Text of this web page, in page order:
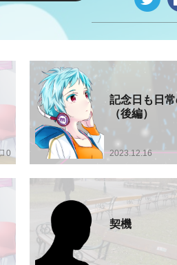
0
記念日も日
（後編）
2023.12.16
契機